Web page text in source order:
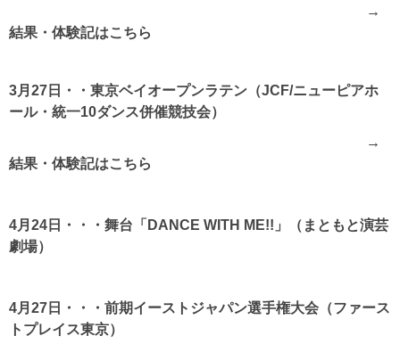
→
結果・体験記はこちら
3月27日・・ 東京ベイオープンラテン（JCF/ニューピアホ
ール・統一10ダンス併催競技会）
→
結果・体験記はこちら
4月24日・・・舞台「DANCE WITH ME!!」（まともと演芸
劇場）
4月27日・・・前期イーストジャパン選手権大会（ファース
トプレイス東京）